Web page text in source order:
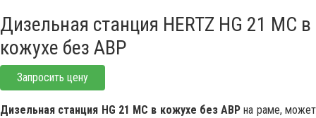
Дизельная станция HERTZ HG 21 MC в
кожухе без АВР
Запросить цену
Дизельная станция HG 21 MC в кожухе без АВРна раме, может